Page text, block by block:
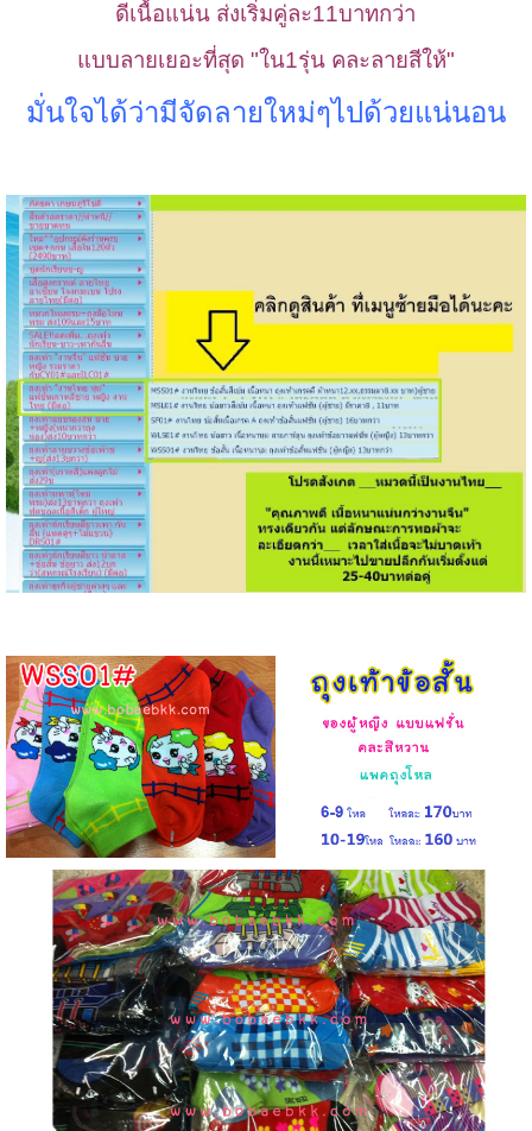
ดีเนื้อแน่น ส่งเริ่มคู่ละ11บาทกว่า
แบบลายเยอะที่สุด "ใน1รุ่น คละลายสีให้"
มั่นใจได้ว่ามีจัดลายใหม่ๆไปด้วยแน่นอน